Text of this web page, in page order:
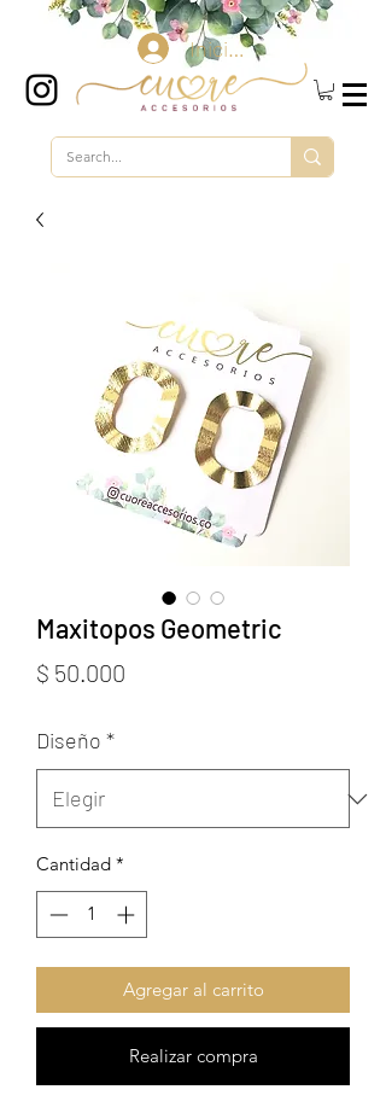
Iniciar sesión
Maxitopos Geometric
$ 50.000
Diseño *
Cantidad *
Agregar al carrito
Realizar compra